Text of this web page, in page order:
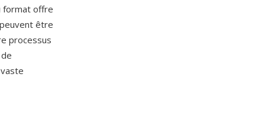
format offre
être
processus